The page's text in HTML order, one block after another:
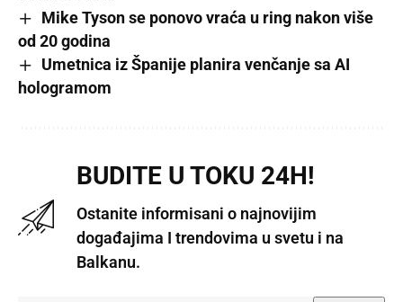
Mike Tyson se ponovo vraća u ring nakon više
od 20 godina
Umetnica iz Španije planira venčanje sa AI
hologramom
BUDITE U TOKU 24H!
Ostanite informisani o najnovijim
događajima I trendovima u svetu i na
Balkanu.